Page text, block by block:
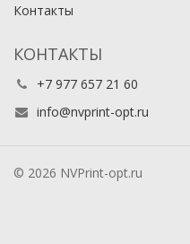
Контакты
КОНТАКТЫ
+7 977 657 21 60
info@nvprint-opt.ru
© 2026 NVPrint-opt.ru